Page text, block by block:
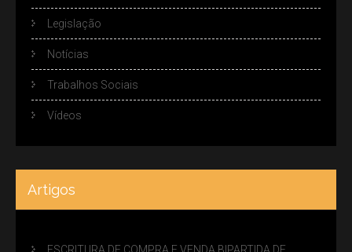
Legislação
Notícias
Trabalhos Sociais
Vídeos
Artigos
ESCRITURA DE COMPRA E VENDA BIPARTIDA DE